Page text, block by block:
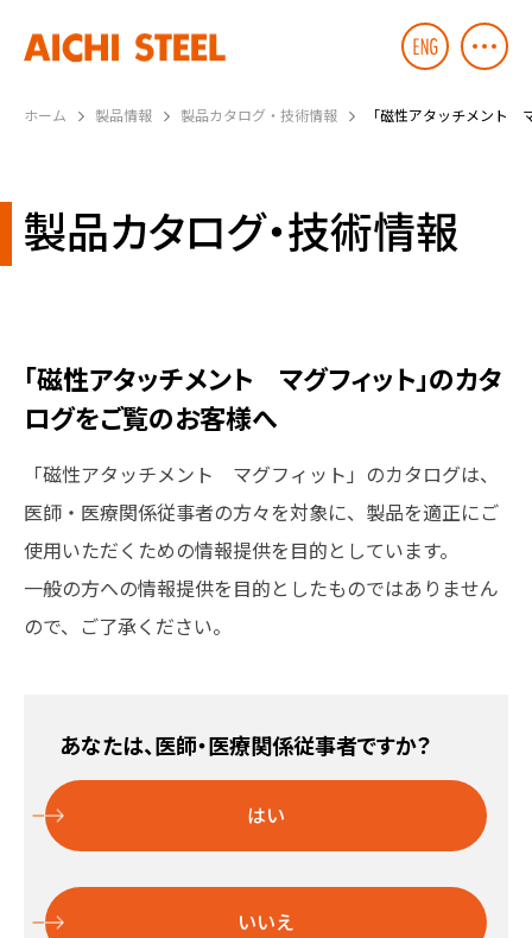
ホーム 製品情報 製品カタログ・技術情報 「磁性アタッチメント
製品カタログ・技術情報
「磁性アタッチメント マグフィット」のカタ
ログをご覧のお客様へ
「磁性アタッチメント マグフィット」のカタログは、
医師・医療関係従事者の方々を対象に、製品を適正にご
使用いただくための情報提供を目的としています。
一般の方への情報提供を目的としたものではありません
ので、ご了承ください。
あなたは、医師・医療関係従事者ですか？
はい
いいえ